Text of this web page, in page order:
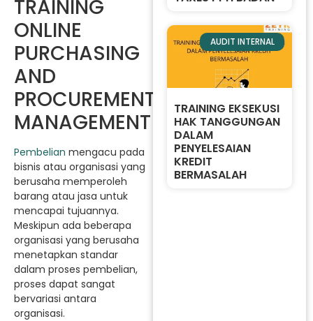
TRAINING
ONLINE
PURCHASING
AND
PROCUREMENT
MANAGEMENT
Pembelian mengacu pada
bisnis atau organisasi yang
berusaha memperoleh
barang atau jasa untuk
mencapai tujuannya.
Meskipun ada beberapa
organisasi yang berusaha
menetapkan standar
dalam proses pembelian,
proses dapat sangat
bervariasi antara
organisasi.
AUDIT INTERNAL
TRAINING EKSEKUSI
HAK TANGGUNGAN
DALAM
PENYELESAIAN
KREDIT
BERMASALAH